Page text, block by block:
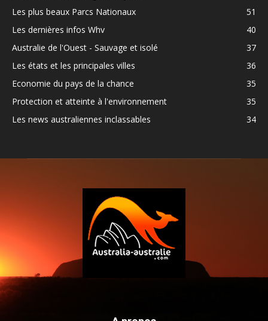
Les plus beaux Parcs Nationaux
51
Les dernières infos Whv
40
Australie de l'Ouest - Sauvage et isolé
37
Les états et les principales villes
36
Economie du pays de la chance
35
Protection et atteinte à l'environnement
35
Les news australiennes inclassables
34